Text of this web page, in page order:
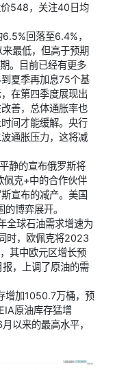
548，关注40日均
回落至6.4%，
最低，但高于预期
。目前已经有更多
夏季再加息75个基
在第四季度展现出
善，总体通胀率也
间才能缓解。央行
通胀压力，这将减
静的宣布俄罗斯将
克+中的合作伙伴
宣布的减产。美国
博弈展开。
全球石油需求增速为
时，欧佩克将2023
其中欧元区增长预
，上调了原油的需
增加1050.7万桶，预
原油库存猛增
以来的最高水平，